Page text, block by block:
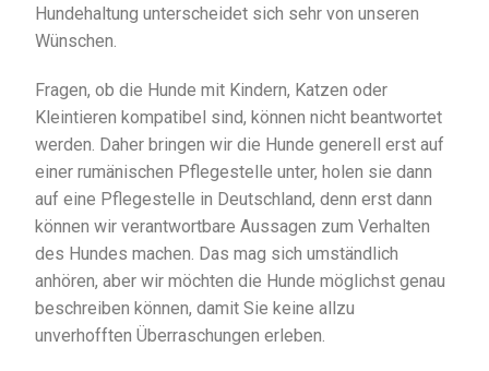
Hundehaltung unterscheidet sich sehr von unseren
Wünschen.
Fragen, ob die Hunde mit Kindern, Katzen oder
Kleintieren kompatibel sind, können nicht beantwortet
werden. Daher bringen wir die Hunde generell erst auf
einer rumänischen Pflegestelle unter, holen sie dann
auf eine Pflegestelle in Deutschland, denn erst dann
können wir verantwortbare Aussagen zum Verhalten
des Hundes machen. Das mag sich umständlich
anhören, aber wir möchten die Hunde möglichst genau
beschreiben können, damit Sie keine allzu
unverhofften Überraschungen erleben.